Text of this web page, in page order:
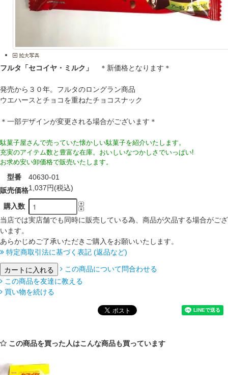
フルタ「セコイヤ・ミルク」 ＊新価格となります＊
発売から３０年。フルタのロングラン商品
ウエハースとチョコを重ねたチョコスナック
＊一部デザインが変更される場合がございます＊
駄菓子屋さんで売っていた懐かしい駄菓子を紹介いたします。
充実のアイテム数と豊富な在庫。おいしいなつかしさでいっぱい!
お求め安い卸価格で販売いたします。
型番
40630-01
販売価格1,037円(税込)
購入数
当店では実店舗でも同時に販売している為、商品が欠品する場合がござ
います。
あらかじめご了承いただきご購入をお願いいたします。
特定商取引法に基づく表記 (返品など)
この商品について問合わせる
この商品を友達に教える
買い物を続ける
この商品を買った人はこんな商品も買っています